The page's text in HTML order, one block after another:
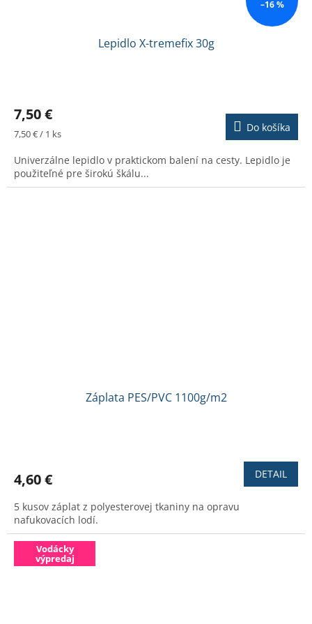
–16 %
Lepidlo X-tremefix 30g
produktu
je
4,0
z
5
hviezdičiek.
7,50 €
Jednotková
7,50 € / 1 ks Do košíka
Univerzálne lepidlo v praktickom balení na cesty. Lepidlo je
použiteľné pre širokú škálu...
Záplata PES/PVC 1100g/m2
je
z
5
hviezdičiek.
4,60 € DETAIL
5 kusov záplat z polyesterovej tkaniny na opravu
nafukovacích lodí.
Vodácky
výpredaj